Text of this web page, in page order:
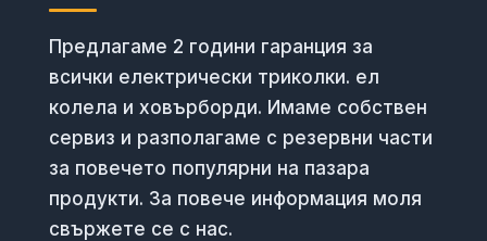
Предлагаме 2 години гаранция за
всички електрически триколки. ел
колела и ховърборди. Имаме собствен
сервиз и разполагаме с резервни части
за повечето популярни на пазара
продукти. За повече информация моля
свържете се с нас.